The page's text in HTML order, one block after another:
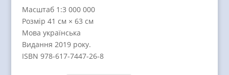
Масштаб 1:3 000 000
Розмір 41 см × 63 см
Мова українська
Видання 2019 року.
ISBN 978-617-7447-26-8